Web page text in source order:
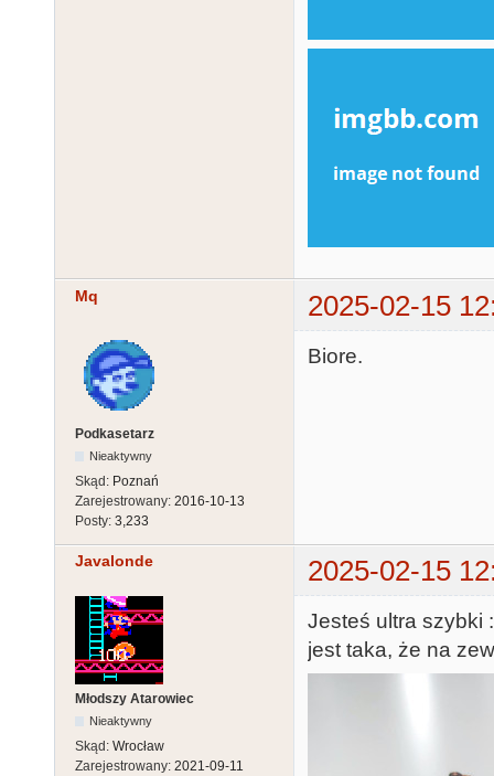
Mq 2025-02-15
Podkasetarz
Nieaktywny
Skąd: Poznań
Zarejestrowany: 2016-10-13
Posty: 3,233
Biore.
Javalonde 2025-02-15
Młodszy Atarowiec
Nieaktywny
Skąd: Wrocław
Zarejestrowany: 2021-09-11
Jesteś ultra szybki
jest taka, że na